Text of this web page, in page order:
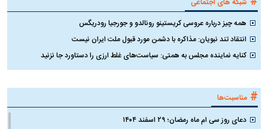
همه چیز درباره عروسی کریستینو رونالدو و جورجیا رودریگس
انتقاد تند نبویان: مذاکره با دشمن مورد قبول ملت ایران نیست
کنایه نماینده مجلس به همتی: سیاست‌های غلط ارزی را دستاورد جا نزنید
# مناسبت‌ها
دعای روز سی ام ماه رمضان؛ ۲۹ اسفند ۱۴۰۴